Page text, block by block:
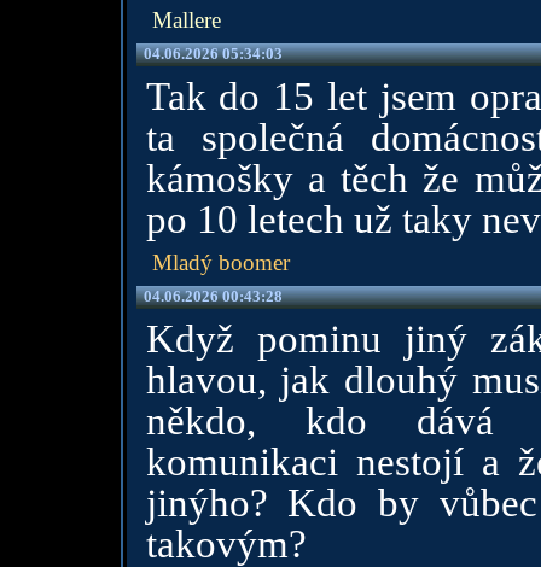
Mallere
04.06.2026 05:34:03
Tak do 15 let jsem
ta společná
kámošky a těch že
po 10 letech už taky
Mladý boomer
04.06.2026 00:43:28
Když pominu jiný
hlavou, jak dlouhý
někdo, kdo dává
komunikaci nestojí a
jinýho? Kdo by
takovým?